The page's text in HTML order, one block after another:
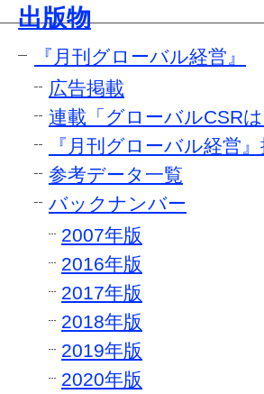
出版物
『月刊グローバル経営』
広告掲載
連載「グローバルCSR
『月刊グローバル経営
参考データ一覧
バックナンバー
2007年版
2016年版
2017年版
2018年版
2019年版
2020年版